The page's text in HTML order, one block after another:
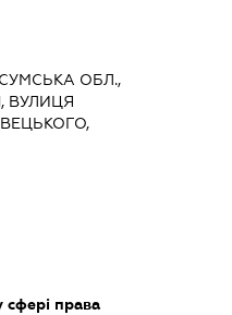
СУМСЬКА ОБЛ.,
ВУЛИЦЯ
сфері права